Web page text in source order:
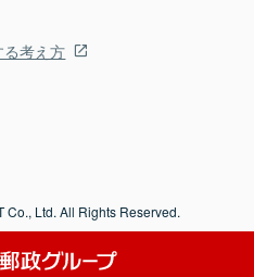
考え方
Co., Ltd. All Rights Reserved.